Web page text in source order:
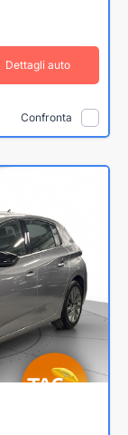
Dettagli auto
Confronta